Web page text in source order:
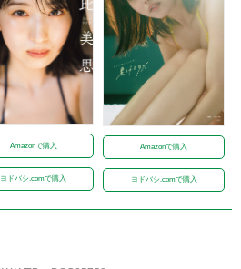
Amazonで購入
ヨドバシ.comで購入
Amazonで購入
ヨドバシ.comで購入